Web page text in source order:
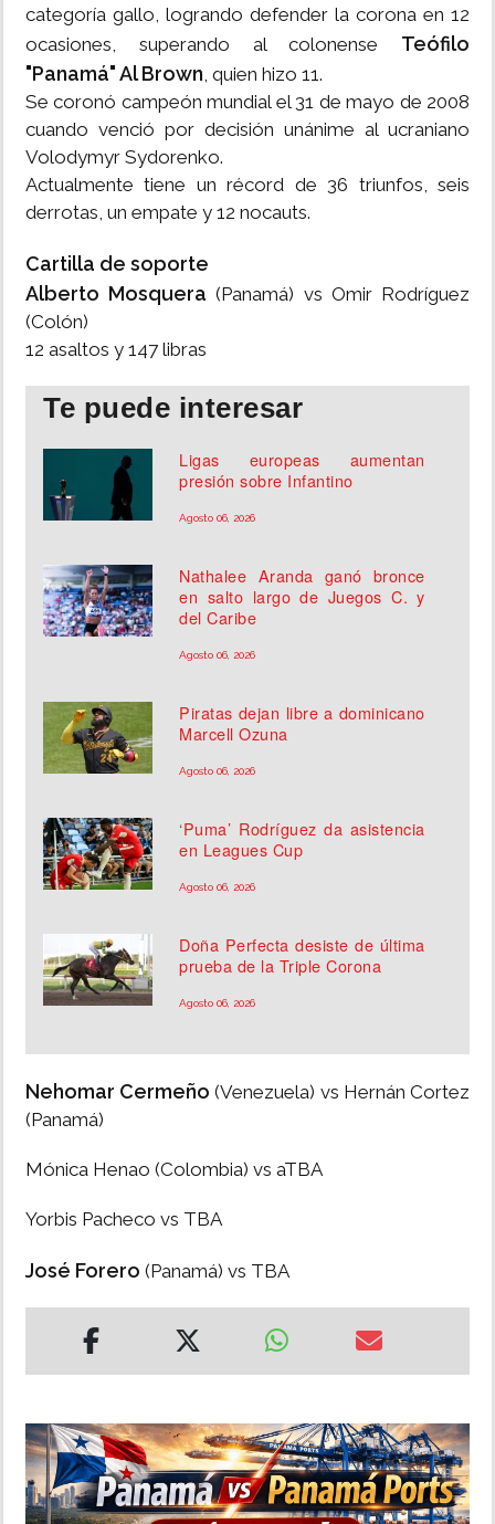
categoría gallo, logrando defender la corona en 12
ocasiones, superando al colonense Teófilo
"Panamá" Al Brown, quien hizo 11.
Se coronó campeón mundial el 31 de mayo de 2008
cuando venció por decisión unánime al ucraniano
Volodymyr Sydorenko.
Actualmente tiene un récord de 36 triunfos, seis
derrotas, un empate y 12 nocauts.
Cartilla de soporte
Alberto Mosquera (Panamá) vs Omir Rodríguez
(Colón)
12 asaltos y 147 libras
Te puede interesar
Ligas europeas aumentan
presión sobre Infantino
Agosto 06, 2026
Nathalee Aranda ganó bronce
en salto largo de Juegos C. y
del Caribe
Agosto 06, 2026
Piratas dejan libre a dominicano
Marcell Ozuna
Agosto 06, 2026
‘Puma’ Rodríguez da asistencia
en Leagues Cup
Agosto 06, 2026
Doña Perfecta desiste de última
prueba de la Triple Corona
Agosto 06, 2026
Nehomar Cermeño (Venezuela) vs Hernán Cortez
(Panamá)
Mónica Henao (Colombia) vs aTBA
Yorbis Pacheco vs TBA
José Forero (Panamá) vs TBA